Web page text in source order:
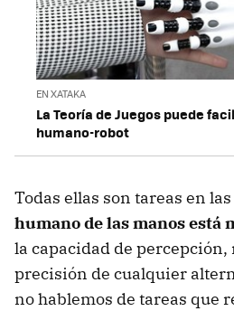
EN XATAKA
La Teoría de Juegos puede
humano-robot
Todas ellas son tareas en
humano de las manos está
la capacidad de
precisión de cualquier
no hablemos de tareas que